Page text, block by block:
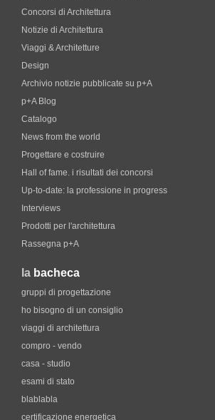
Concorsi di Architettura
Notizie di Architettura
Viaggi & Architetture
Design
Archivio notizie pubblicate su p+A
p+A Blog
Catalogo
News from the world
Progettare e costruire
Hall of fame. i risultati dei concorsi
Up-to-date: la professione in progress
Interviews
Prodotti per l'architettura
Rassegna p+A
la bacheca
gruppi di progettazione
ho bisogno di un consiglio
viaggi di architettura
compro - vendo
casa - studio
esami di stato
blablabla
certificazione energetica